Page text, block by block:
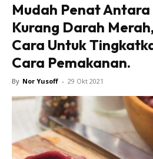
Mudah Penat
Kurang Darah
Cara Untuk
Cara Pemakanan.
By Nor Yusoff - 29 Okt 2021